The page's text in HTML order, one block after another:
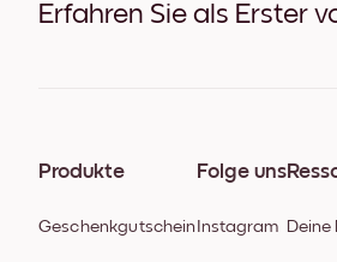
Erfahren Sie als Erster
Produkte
Geschenkgutschein
Folge uns
Instagram